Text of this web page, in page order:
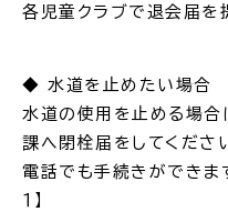
各児童クラブで退会届を
◆ 水道を止めたい場合
水道の使用を止める場合
課へ閉栓届をしてくださ
電話でも手続きができます
１】